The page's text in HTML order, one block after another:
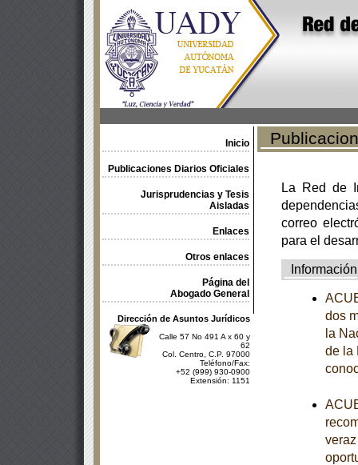
Inicio
Publicaciones Diarios Oficiales
Jurisprudencias y Tesis
Aisladas
Enlaces
Otros enlaces
Página del
Abogado General
Dirección de Asuntos Jurídicos
Calle 57 No 491 A x 60 y
62
Col. Centro, C.P. 97000
Teléfono/Fax:
+52 (999) 930-0900
Extensión: 1151
La Red de
correo
para el
Información
dos
la
de la